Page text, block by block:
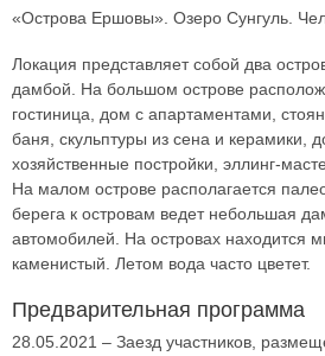
«Острова Ершовы». Озеро Сунгуль.
Локация представляет собой два
дамбой. На большом острове
гостиница, дом с апартаментами,
баня, скульптуры из сена и керамики,
хозяйственные постройки, эллинг-
На малом острове располагается
берега к островам ведет небольшая
автомобилей. На островах находится
каменистый. Летом вода часто цветет.
Предварительная программа
28.05.2021 – Заезд участников,